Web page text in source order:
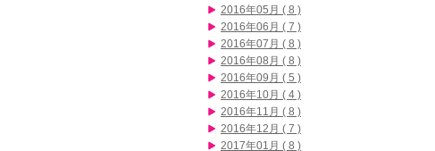
2016年05月 ( 8 )
2016年06月 ( 7 )
2016年07月 ( 8 )
2016年08月 ( 8 )
2016年09月 ( 5 )
2016年10月 ( 4 )
2016年11月 ( 8 )
2016年12月 ( 7 )
2017年01月 ( 8 )